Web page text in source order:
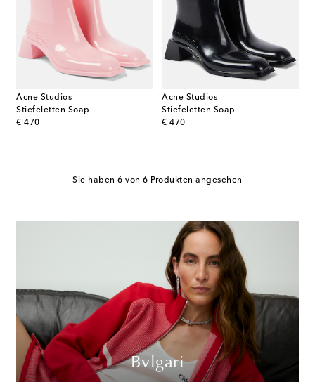
Acne Studios
Stiefeletten Soap
€ 470
original price
Acne Studios
Stiefeletten Soap
€ 470
original price
Sie haben 6 von 6 Produkten angesehen
Bvlgari